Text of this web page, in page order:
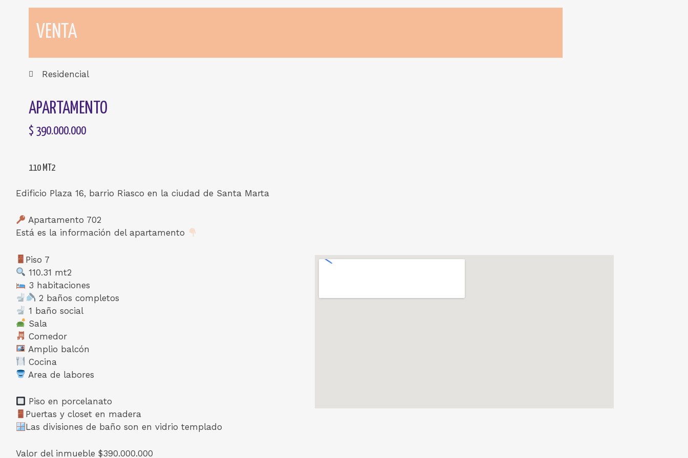
VENTA
Residencial
APARTAMENTO
$ 390.000.000
110 MT2
Edificio Plaza 16, barrio Riasco en la ciudad de Santa Marta
Apartamento 702
Está es la información del apartamento
Piso 7
110.31 mt2
3 habitaciones
2 baños completos
1 baño social
Sala
Comedor
Amplio balcón
Cocina
Area de labores
Piso en porcelanato
Puertas y closet en madera
Las divisiones de baño son en vidrio templado
Valor del inmueble $390.000.000